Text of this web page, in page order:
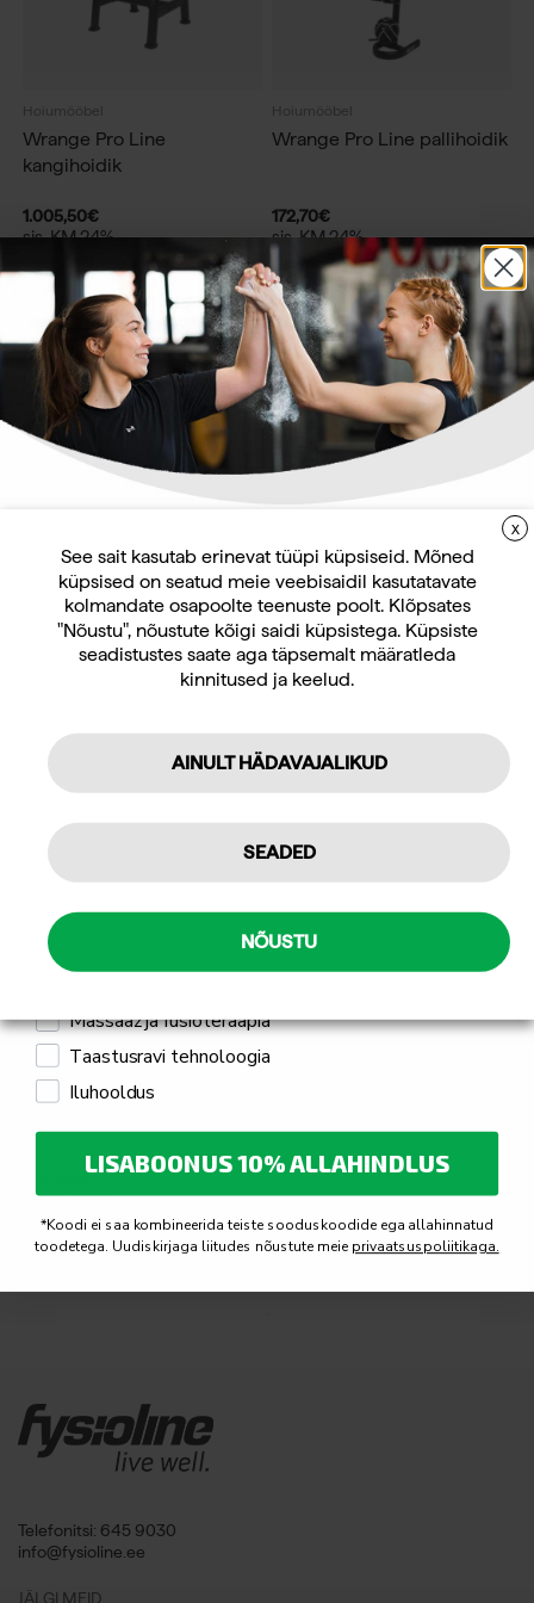
Hoiumööbel
Wrange Pro Line
kangihoidik
1.005,50€
sis. KM 24%
Hoiumööbel
Wrange Pro Line pallihoidik
172,70€
sis. KM 24%
Hoiumööbel
Wrange Pro Line
seinakinnitusega
Jõusaali varustus
Wrange pöörlev
tõstekangide hoidik 8-le
kangile
Fds-pikendusriiul 5 paari
jaoks, must
€
sis. KM 24%
Telefonitsi: 645 9030
info@fysioline.ee
JÄLGI MEID
X
See sait kasutab erinevat tüüpi küpsiseid. Mõned
küpsised on seatud meie veebisaidil kasutatavate
kolmandate osapoolte teenuste poolt. Klõpsates
"Nõustu", nõustute kõigi saidi küpsistega. Küpsiste
seadistustes saate aga täpsemalt määratleda
kinnitused ja keelud.
AINULT HÄDAVAJALIKUD
SEADED
NÕUSTU
LIITUGE UUDISKIRJAGA
Uudiskirja tellijana saate jooksvat teavet ja
pakkumisi teid huvitavate küsimuste kohta
ning 10% allahindlust oma esimeselt veebipoe
tellimuselt.
Isiklikuks kasutamiseks
Professionaalseks kasutamiseks
Mulle pakub huvi
Massaaž ja füsioteraapia
Taastusravi tehnoloogia
Iluhooldus
LISABOONUS 10% ALLAHINDLUS
*Koodi ei saa kombineerida teiste sooduskoodide ega allahinnatud
toodetega. Uudiskirjaga liitudes nõustute meie privaatsuspoliitikaga.